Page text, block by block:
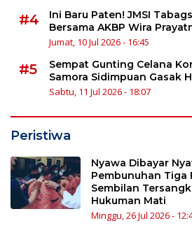
#4
Ini Baru Paten! JMSI
Bersama AKBP Wira
Jumat, 10 Jul 2026 - 16:45
#5
Sempat Gunting Celana
Samora Sidimpuan Gasak
Sabtu, 11 Jul 2026 - 18:07
Peristiwa
Nyawa Dibayar
Pembunuhan Tiga
Sembilan
Hukuman Mati
Minggu, 26 Jul 2026 -